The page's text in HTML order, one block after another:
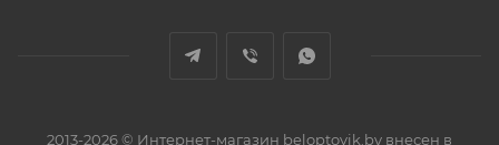
2013-2026 © Интернет-магазин beloptovik.by внесен в